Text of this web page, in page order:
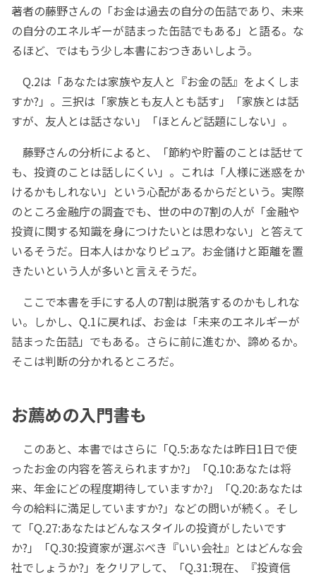
著者の藤野さんの「お金は過去の自分の缶詰であり、未来
の自分のエネルギーが詰まった缶詰でもある」と語る。な
るほど、ではもう少し本書におつきあいしよう。
Q.2は「あなたは家族や友人と『お金の話』をよくしま
すか?」。三択は「家族とも友人とも話す」「家族とは話
すが、友人とは話さない」「ほとんど話題にしない」。
藤野さんの分析によると、「節約や貯蓄のことは話せて
も、投資のことは話しにくい」。これは「人様に迷惑をか
けるかもしれない」という心配があるからだという。実際
のところ金融庁の調査でも、世の中の7割の人が「金融や
投資に関する知識を身につけたいとは思わない」と答えて
いるそうだ。日本人はかなりピュア。お金儲けと距離を置
きたいという人が多いと言えそうだ。
ここで本書を手にする人の7割は脱落するのかもしれな
い。しかし、Q.1に戻れば、お金は「未来のエネルギーが
詰まった缶詰」でもある。さらに前に進むか、諦めるか。
そこは判断の分かれるところだ。
お薦めの入門書も
このあと、本書ではさらに「Q.5:あなたは昨日1日で使
ったお金の内容を答えられますか?」「Q.10:あなたは将
来、年金にどの程度期待していますか?」「Q.20:あなたは
今の給料に満足していますか?」などの問いが続く。そし
て「Q.27:あなたはどんなスタイルの投資がしたいです
か?」「Q.30:投資家が選ぶべき『いい会社』とはどんな会
社でしょうか?」をクリアして、「Q.31:現在、『投資信